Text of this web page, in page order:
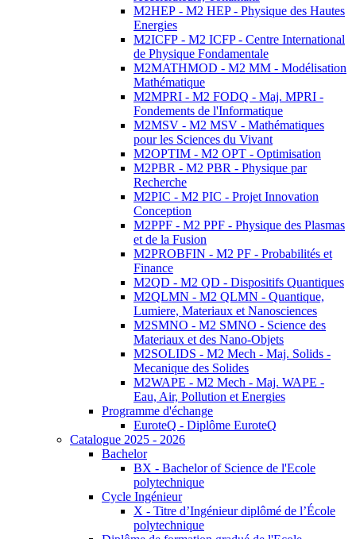
M2HEP - M2 HEP - Physique des Hautes
Energies
M2ICFP - M2 ICFP - Centre International
de Physique Fondamentale
M2MATHMOD - M2 MM - Modélisation
Mathématique
M2MPRI - M2 FODQ - Maj. MPRI -
Fondements de l'Informatique
M2MSV - M2 MSV - Mathématiques
pour les Sciences du Vivant
M2OPTIM - M2 OPT - Optimisation
M2PBR - M2 PBR - Physique par
Recherche
M2PIC - M2 PIC - Projet Innovation
Conception
M2PPF - M2 PPF - Physique des Plasmas
et de la Fusion
M2PROBFIN - M2 PF - Probabilités et
Finance
M2QD - M2 QD - Dispositifs Quantiques
M2QLMN - M2 QLMN - Quantique,
Lumiere, Materiaux et Nanosciences
M2SMNO - M2 SMNO - Science des
Materiaux et des Nano-Objets
M2SOLIDS - M2 Mech - Maj. Solids -
Mecanique des Solides
M2WAPE - M2 Mech - Maj. WAPE -
Eau, Air, Pollution et Energies
Programme d'échange
EuroteQ - Diplôme EuroteQ
Catalogue 2025 - 2026
Bachelor
BX - Bachelor of Science de l'Ecole
polytechnique
Cycle Ingénieur
X - Titre d’Ingénieur diplômé de l’École
polytechnique